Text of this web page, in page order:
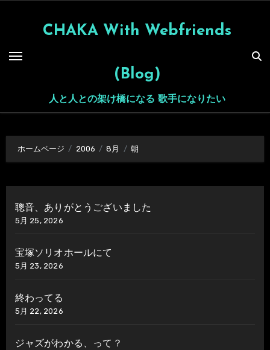
CHAKA With Webfriends
(Blog)
人と人との架け橋になる 歌手になりたい
ホームページ 2006 8月 朝
聰音、ありがとうございました
5月 25, 2026
宝塚ソリオホールにて
5月 23, 2026
終わってる
5月 22, 2026
ジャズがわかる、って？